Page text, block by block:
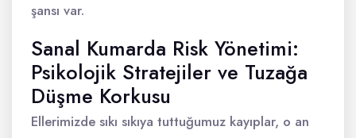
şansı var.
Sanal Kumarda Risk Yönetimi:
Psikolojik Stratejiler ve Tuzağa
Düşme Korkusu
Ellerimizde sıkı sıkıya tuttuğumuz kayıplar, o an